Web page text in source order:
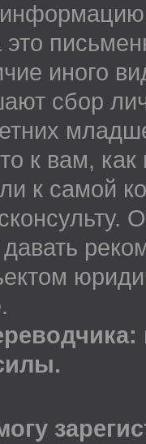
это
иного
сбор
к вам,
к самой